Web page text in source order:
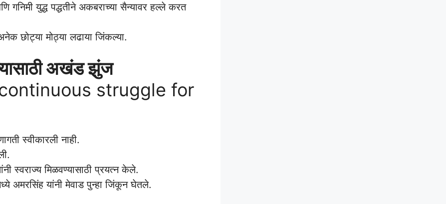
युद्ध पद्धतीने अकबराच्या सैन्यावर हल्ले करत
छोट्या मोठ्या लढाया जिंकल्या.
अखंड झुंज
struggle for
स्वीकारली नाही.
स्वराज्य मिळवण्यासाठी प्रयत्न केले.
अमरसिंह यांनी मेवाड पुन्हा जिंकून घेतले.